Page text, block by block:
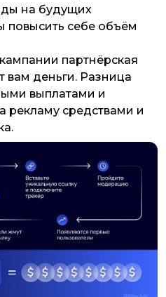
на будущих
повысить себе объём
партнёрская
вам деньги. Разница
выплатами и
рекламу средствами и